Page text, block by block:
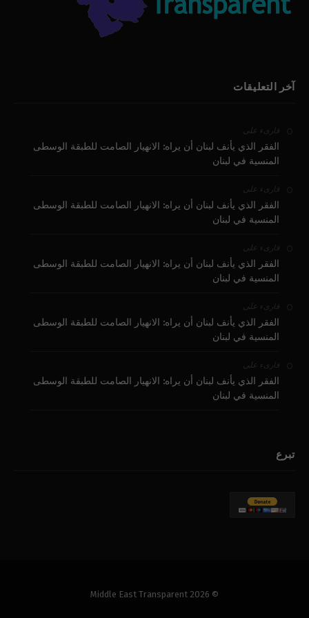
آخر التعليقات
قارىء على
الفقر الذي يأنف لبنان أن يراه: الانهيار الصامت للطبقة الوسطى
المنسية في لبنان
قارىء على
الفقر الذي يأنف لبنان أن يراه: الانهيار الصامت للطبقة الوسطى
المنسية في لبنان
قارىء على
الفقر الذي يأنف لبنان أن يراه: الانهيار الصامت للطبقة الوسطى
المنسية في لبنان
قارىء على
الفقر الذي يأنف لبنان أن يراه: الانهيار الصامت للطبقة الوسطى
المنسية في لبنان
قارىء على
الفقر الذي يأنف لبنان أن يراه: الانهيار الصامت للطبقة الوسطى
المنسية في لبنان
تبرع
© 2026 Middle East Transparent